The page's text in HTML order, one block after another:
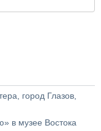
город Глазов,
в музее Востока